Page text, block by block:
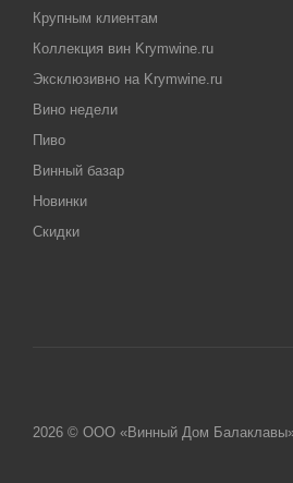
Крупным клиентам
Коллекция вин Krymwine.ru
Эксклюзивно на Krymwine.ru
Вино недели
Пиво
Винный базар
Новинки
Скидки
2026 © ООО «Винный Дом